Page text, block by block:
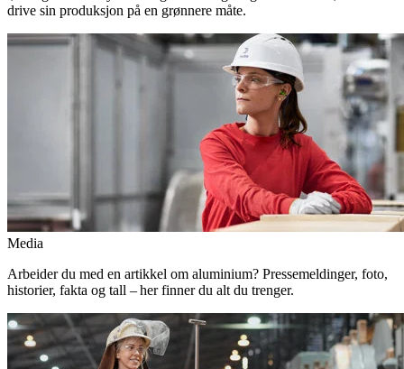
drive sin produksjon på en grønnere måte.
Media
Arbeider du med en artikkel om aluminium? Pressemeldinger, foto,
historier, fakta og tall – her finner du alt du trenger.